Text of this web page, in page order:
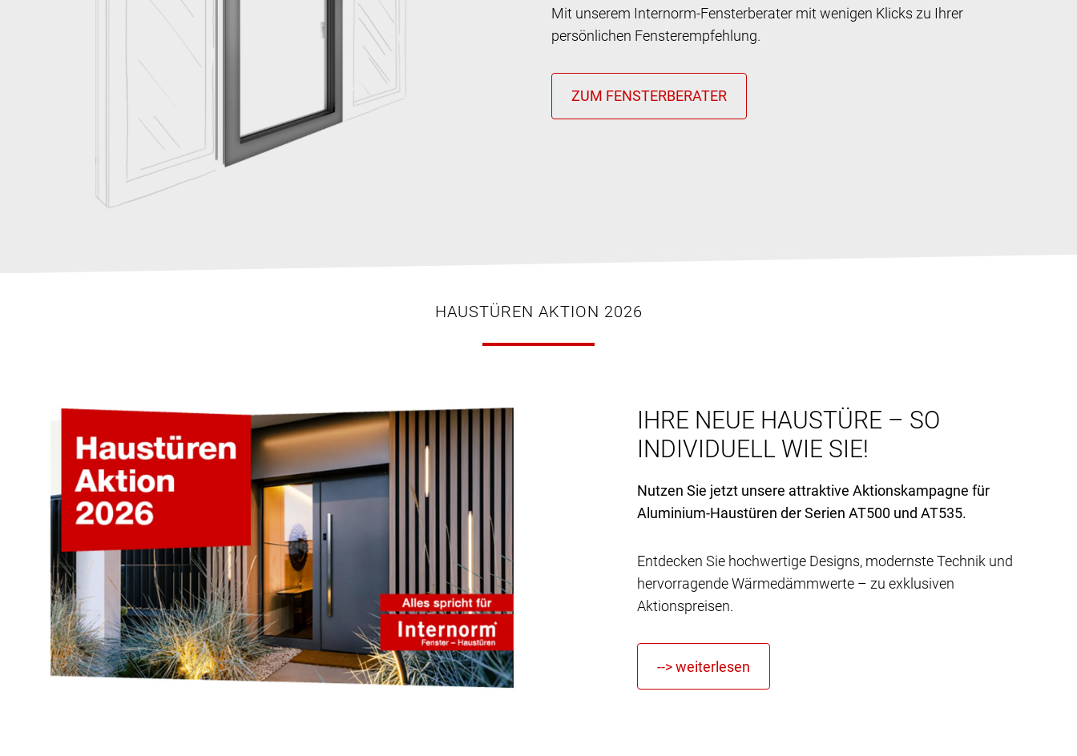
Mit unserem Internorm-Fensterberater mit wenigen Klicks zu Ihrer
persönlichen Fensterempfehlung.
HAUSTÜREN AKTION 2026
IHRE NEUE HAUSTÜRE – SO
INDIVIDUELL WIE SIE!
Nutzen Sie jetzt unsere attraktive Aktionskampagne für
Aluminium-Haustüren der Serien AT500 und AT535.
Entdecken Sie hochwertige Designs, modernste Technik und
hervorragende Wärmedämmwerte – zu exklusiven
Aktionspreisen.